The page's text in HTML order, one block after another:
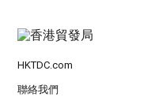
HKTDC.com
聯絡我們